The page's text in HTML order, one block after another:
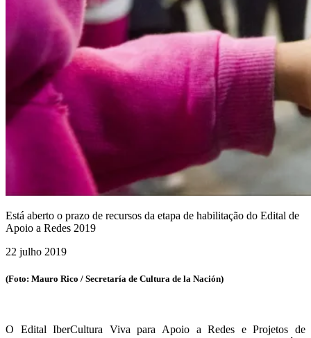
Está aberto o prazo de recursos da etapa de habilitação do Edital de
Apoio a Redes 2019
22 julho 2019
(Foto: Mauro Rico / Secretaría de Cultura de la Nación)
O Edital IberCultura Viva para Apoio a Redes e Projetos de